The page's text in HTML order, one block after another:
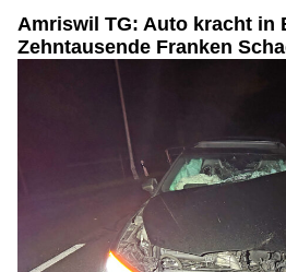
Amriswil TG: Auto kracht in
Zehntausende Franken